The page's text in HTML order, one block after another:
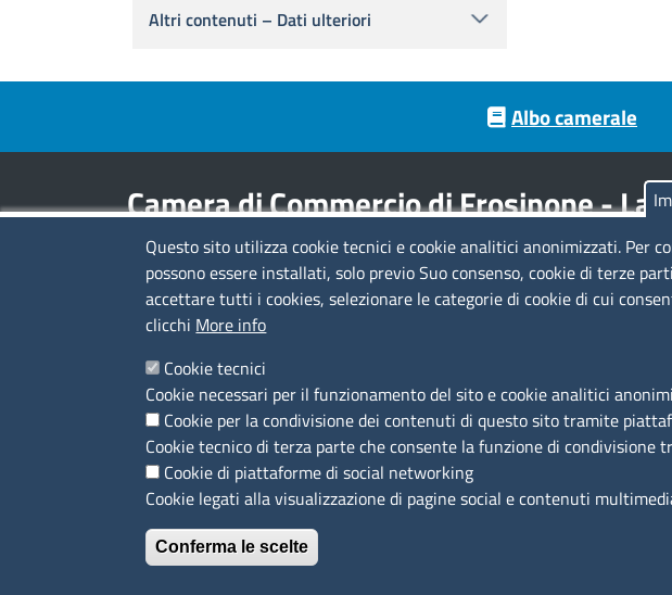
Altri contenuti – Dati ulteriori
Albo camerale
Camera di Commercio di Frosinone -
Contatti
Sede Legale di Latina: Viale Umberto I, 80 -
04100 (LT)
tel. 0773/6721
Sede di Frosinone: Via Alcide De Gasperi, 1 -
03100 (FR)
tel. 0775/2751
Peccciaa@pec.frlt.camcom.it
Ufficio relazioni con il pubblico
Codici
Codice
Menù privacy
Privacy policy Feed RSS
Questo sito utilizza cookie tecnici e cookie analitici anonimizzati. Per
possono essere installati, solo previo Suo consenso, cookie di terze
accettare tutti i cookies, selezionare le categorie di cookie di cui
clicchi More info
Cookie tecnici
Cookie necessari per il funzionamento del sito e cookie analitici
Cookie per la condivisione dei contenuti di questo sito tramite
Cookie tecnico di terza parte che consente la funzione di condivisione
Cookie di piattaforme di social networking
Cookie legati alla visualizzazione di pagine social e contenuti
Conferma le scelte